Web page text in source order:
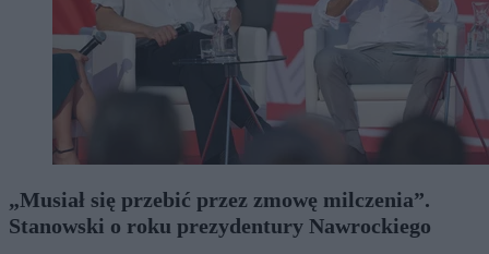
„Musiał się przebić przez zmowę milczenia”.
Stanowski o roku prezydentury Nawrockiego